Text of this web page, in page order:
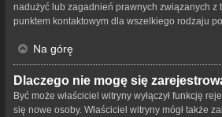
nadużyć lub zagadnień prawnych związanych z
punktem kontaktowym dla wszelkiego rodzaju
Na górę
Dlaczego nie mogę się
Być może właściciel witryny wyłączył funkcję
się nowe osoby. Właściciel witryny mógł także